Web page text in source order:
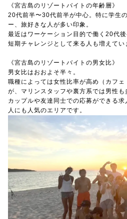
《宮古島のリゾートバイトの年齢層》
20代前半〜30代前半が中心。特に学生
ー、旅好きな人が多い印象。
最近はワーケーション目的で働く20代
短期チャレンジとして来る人も増えてい
《宮古島のリゾートバイトの男女比》
男女比はおおよそ半々。
職種によっては女性比率が高め（カフ
が、マリンスタッフや裏方系では男性も
カップルや友達同士での応募ができる
人にも人気のエリアです。